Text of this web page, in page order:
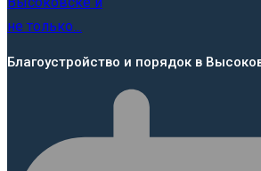
Благоустройство и порядок в